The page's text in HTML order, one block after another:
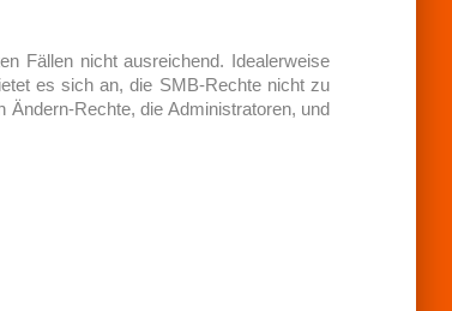
Fällen nicht ausreichend. Idealerweise
es sich an, die SMB-Rechte nicht zu
Rechte, die Administratoren, und